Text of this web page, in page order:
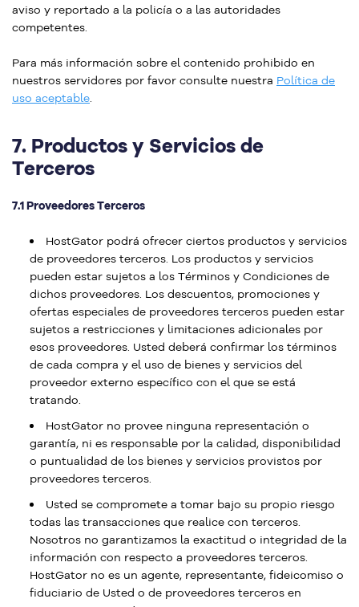
aviso y reportado a la policía o a las autoridades
competentes.
Para más información sobre el contenido prohibido en
nuestros servidores por favor consulte nuestra Política de
uso aceptable.
7. Productos y Servicios de
Terceros
7.1 Proveedores Terceros
HostGator podrá ofrecer ciertos productos y servicios
de proveedores terceros. Los productos y servicios
pueden estar sujetos a los Términos y Condiciones de
dichos proveedores. Los descuentos, promociones y
ofertas especiales de proveedores terceros pueden estar
sujetos a restricciones y limitaciones adicionales por
esos proveedores. Usted deberá confirmar los términos
de cada compra y el uso de bienes y servicios del
proveedor externo específico con el que se está
tratando.
HostGator no provee ninguna representación o
garantía, ni es responsable por la calidad, disponibilidad
o puntualidad de los bienes y servicios provistos por
proveedores terceros.
Usted se compromete a tomar bajo su propio riesgo
todas las transacciones que realice con terceros.
Nosotros no garantizamos la exactitud o integridad de la
información con respecto a proveedores terceros.
HostGator no es un agente, representante, fideicomiso o
fiduciario de Usted o de proveedores terceros en